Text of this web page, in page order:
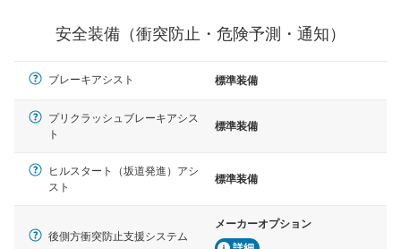
ーキアシスト、ABSなどが装備されています。
見えにくい場所に潜む危険を予測・通知するためのシス
プアシストなどが装備されています
安全な車間距離を保ちながら前車を追従するアダプティ
ブ・クルーズ・コントロールなどが装備されています。
安全装備（衝突防止・危険予測・通知）
ブレーキアシスト 標準装備
プリクラッシュブレーキアシス
ト
標準装備
ヒルスタート（坂道発進）アシ
スト
標準装備
後側方衝突防止支援システム
メーカーオプション